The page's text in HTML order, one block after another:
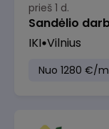
prieš 1 d.
Sandėlio
IKI Vilnius
Nuo 1280 €/